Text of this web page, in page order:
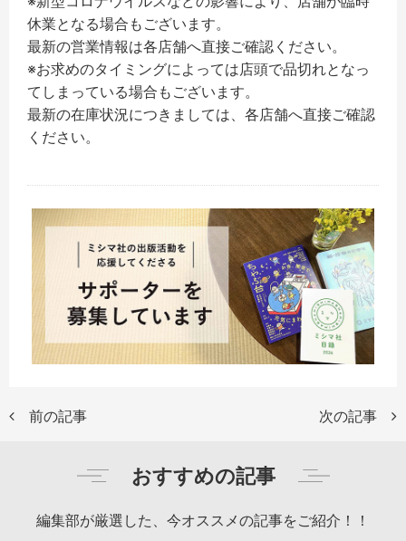
休業となる場合もございます。
最新の営業情報は各店舗へ直接ご確認ください。
※お求めのタイミングによっては店頭で品切れとなっ
てしまっている場合もございます。
最新の在庫状況につきましては、各店舗へ直接ご確認
ください。
前の記事 次の記事
おすすめの記事
編集部が厳選した、今オススメの記事をご紹介！！